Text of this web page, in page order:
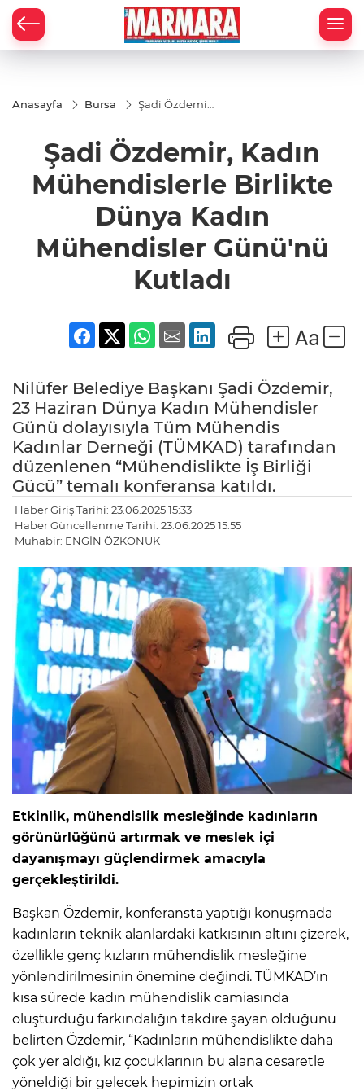
Anasayfa Bursa
Şadi Özdemir,
Birlikte Dünya
Kadın
Günü'nü
Kutladı
Şadi Özdemir, Kadın
Mühendislerle Birlikte
Dünya Kadın
Mühendisler Günü'nü
Kutladı
Nilüfer Belediye Başkanı Şadi Özdemir,
23 Haziran Dünya Kadın Mühendisler
Günü dolayısıyla Tüm Mühendis
Kadınlar Derneği (TÜMKAD) tarafından
düzenlenen “Mühendislikte İş Birliği
Gücü” temalı konferansa katıldı.
Haber Giriş Tarihi: 23.06.2025 15:33
Haber Güncellenme Tarihi: 23.06.2025 15:55
Muhabir: ENGİN ÖZKONUK
Etkinlik, mühendislik mesleğinde kadınların
görünürlüğünü artırmak ve meslek içi
dayanışmayı güçlendirmek amacıyla
gerçekleştirildi.
Başkan Özdemir, konferansta yaptığı konuşmada
kadınların teknik alanlardaki katkısının altını çizerek,
özellikle genç kızların mühendislik mesleğine
yönlendirilmesinin önemine değindi. TÜMKAD’ın
kısa sürede kadın mühendislik camiasında
oluşturduğu farkındalığın takdire şayan olduğunu
belirten Özdemir, “Kadınların mühendislikte daha
çok yer aldığı, kız çocuklarının bu alana cesaretle
yöneldiği bir gelecek hepimizin ortak